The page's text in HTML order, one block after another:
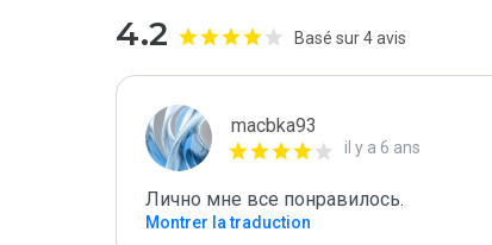
4.2 Basé sur 4 avis
macbka93
il y a 6 ans
Лично мне все понравилось.
Montrer la traduction